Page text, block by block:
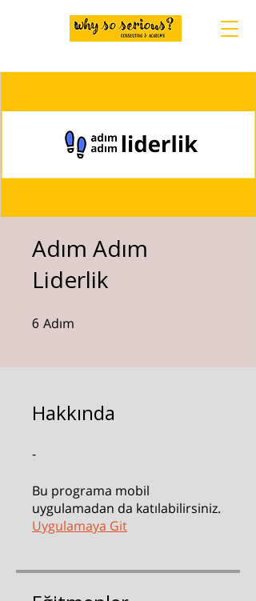
Adım Adım
Liderlik
6 Adım
Hakkında
-
Bu programa mobil
uygulamadan da katılabilirsiniz.
Uygulamaya Git